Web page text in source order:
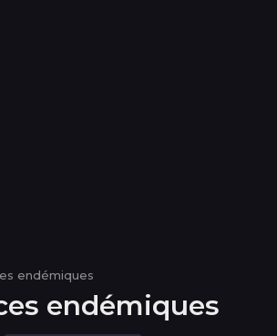
endémiques
endémiques